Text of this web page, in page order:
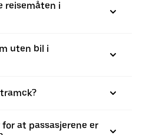
reisemåten i
uten bil i
at passasjerene er